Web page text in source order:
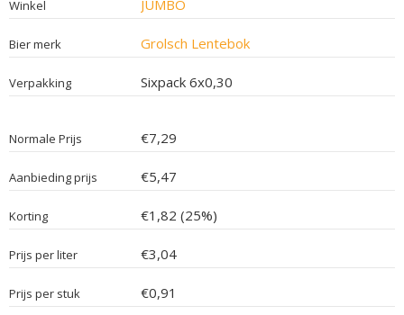
Winkel JUMBO
Bier merk Grolsch Lentebok
Verpakking Sixpack 6x0,30
Normale Prijs €7,29
Aanbieding prijs €5,47
Korting €1,82 (25%)
Prijs per liter €3,04
Prijs per stuk €0,91